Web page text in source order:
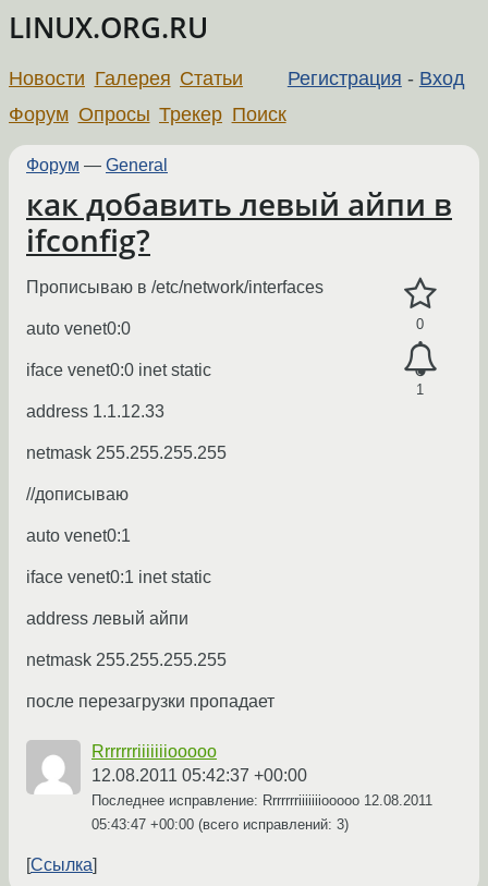
LINUX.ORG.RU
Регистрация - Вход
Новости Галерея Статьи
Форум Опросы Трекер Поиск
Форум — General
как добавить левый айпи в
ifconfig?
0
1
Прописываю в /etc/network/interfaces
auto venet0:0
iface venet0:0 inet static
address 1.1.12.33
netmask 255.255.255.255
//дописываю
auto venet0:1
iface venet0:1 inet static
address левый айпи
netmask 255.255.255.255
после перезагрузки пропадает
Rrrrrrriiiiiiiooooo
12.08.2011 05:42:37 +00:00
Последнее исправление: Rrrrrrriiiiiiiooooo 12.08.2011
05:43:47 +00:00 (всего исправлений: 3)
Ссылка